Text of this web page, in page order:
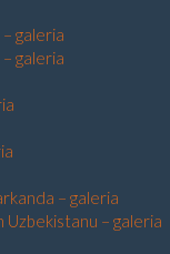
galeria
galeria
– galeria
Uzbekistanu – galeria